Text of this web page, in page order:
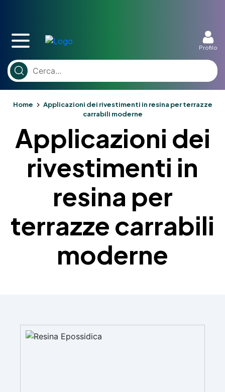
Profilo
Home
Applicazioni dei rivestimenti in resina per terrazze
carrabili moderne
Applicazioni dei
rivestimenti in
resina per
terrazze carrabili
moderne